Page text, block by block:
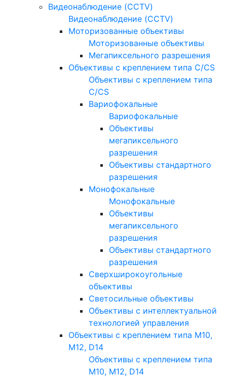
Видеонаблюдение (CCTV)
Видеонаблюдение (CCTV)
Моторизованные объективы
Моторизованные объективы
Мегапиксельного разрешения
Объективы с креплением типа C/CS
Объективы с креплением типа
C/CS
Вариофокальные
Вариофокальные
Объективы
мегапиксельного
разрешения
Объективы стандартного
разрешения
Монофокальные
Монофокальные
Объективы
мегапиксельного
разрешения
Объективы стандартного
разрешения
Сверхширокоугольные
объективы
Светосильные объективы
Объективы с интеллектуальной
технологией управления
Объективы с креплением типа M10,
M12, D14
Объективы с креплением типа
M10, M12, D14